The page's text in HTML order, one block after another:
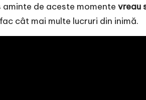
de aceste momente vreau
cât mai multe lucruri din inimă.